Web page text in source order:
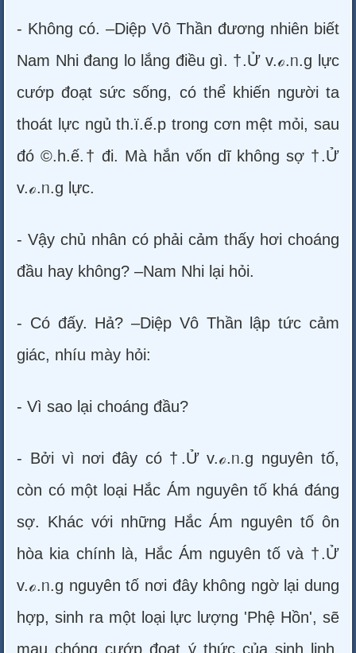
- Không có. –Diệp Vô Thần đương nhiên biết
Nam Nhi đang lo lắng điều gì. †.Ử v.ℴ.ᥒ.g lực
cướp đoạt sức sống, có thể khiến người ta
thoát lực ngủ th.ï.ế.p trong cơn mệt mỏi, sau
đó ©.h.ế.† đi. Mà hắn vốn dĩ không sợ †.Ử
v.ℴ.ᥒ.g lực.
- Vậy chủ nhân có phải cảm thấy hơi choáng
đầu hay không? –Nam Nhi lại hỏi.
- Có đấy. Hả? –Diệp Vô Thần lập tức cảm
giác, nhíu mày hỏi:
- Vì sao lại choáng đầu?
- Bởi vì nơi đây có †.Ử v.ℴ.ᥒ.g nguyên tố,
còn có một loại Hắc Ám nguyên tố khá đáng
sợ. Khác với những Hắc Ám nguyên tố ôn
hòa kia chính là, Hắc Ám nguyên tố và †.Ử
v.ℴ.ᥒ.g nguyên tố nơi đây không ngờ lại dung
hợp, sinh ra một loại lực lượng 'Phệ Hồn', sẽ
mau chóng cướp đoạt ý thức của sinh linh,